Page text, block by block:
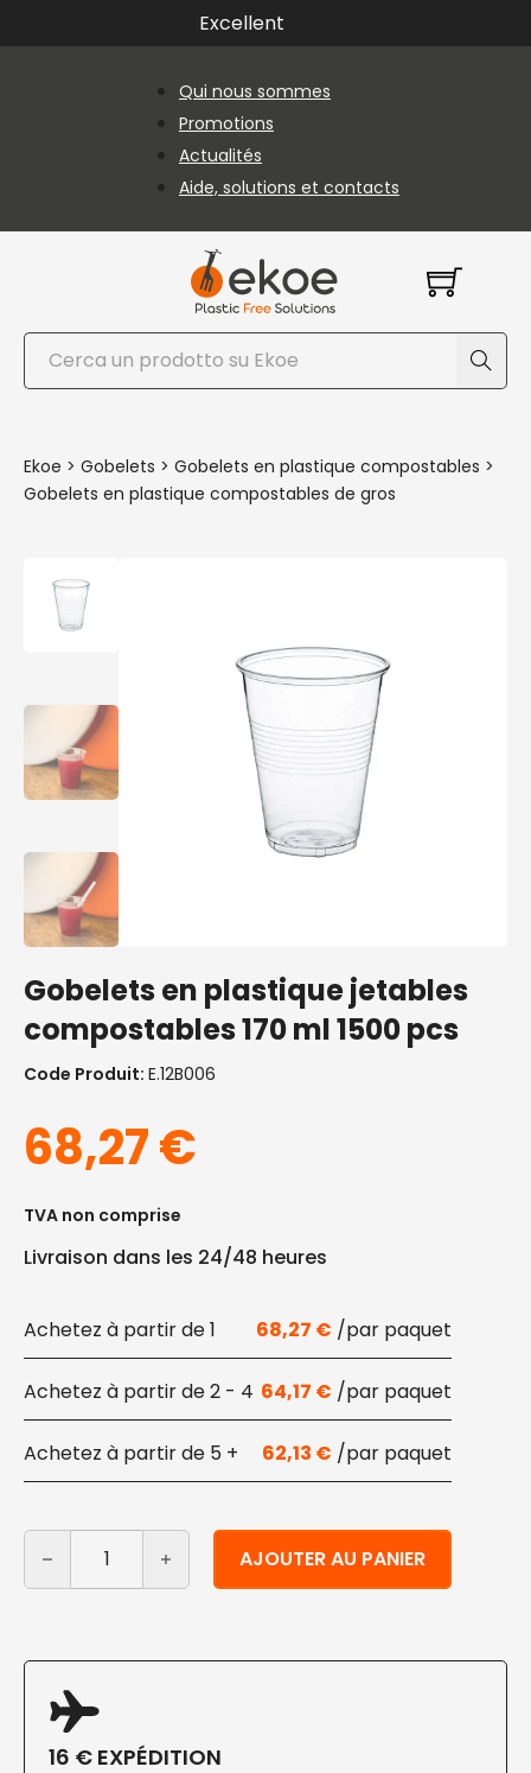
Passer au contenu principal
Passer au pied de page
Excellent
Qui nous sommes
Promotions
Actualités
Aide, solutions et contacts
Rechercher
Ekoe > Gobelets > Gobelets en plastique compostables >
Gobelets en plastique compostables de gros
Gobelets en plastique jetables
compostables 170 ml 1500 pcs
Code Produit: E.12B006
68,27€
TVA non comprise
Livraison dans les 24/48 heures
1 68,27 €
2 - 4 64,17 €
5 + 62,13 €
quantité de Gobelets en plastique jetables
AJOUTER AU PANIER
Alternative:
16 € EXPÉDITION